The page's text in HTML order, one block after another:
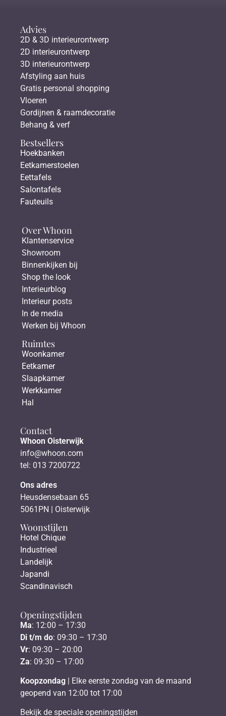
Advies
2D & 3D interieurontwerp
2D interieurontwerp
3D interieurontwerp
Afstyling aan huis
Gratis personal shopping
Vloeren
Gordijnen & raamdecoratie
Behang & verf
Bestsellers
Hoekbanken
Eetkamerstoelen
Eettafels
Salontafels
Fauteuils
Over Whoon
Klantenservice
Showroom
Binnenkijken bij
Shop the look
Interieurblog
Interieur posts
In de media
Werken bij Whoon
Ruimtes
Woonkamer
Eetkamer
Slaapkamer
Werkkamer
Hal
Contact
Whoon Oisterwijk
info@whoon.com
tel: 013 7200722
Ons adres
Heusdensebaan 65
5061PN | Oisterwijk
Woonstijlen
Hotel Chique
Industrieel
Landelijk
Japandi
Scandinavisch
Openingstijden
Ma: 12:00 – 17:30
Di t/m do: 09:30 – 17:30
Vr: 09:30 – 20:00
Za: 09:30 – 17:00
Koopzondag | Elke eerste zondag van de maand
geopend van 12:00 tot 17:00
Bekijk de speciale openingstijden